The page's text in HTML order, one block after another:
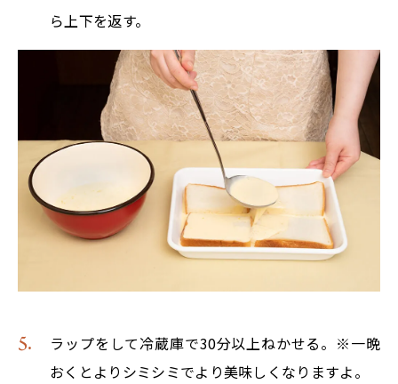
ら上下を返す。
ラップをして冷蔵庫で30分以上ねかせる。※一晩
おくとよりシミシミでより美味しくなりますよ。